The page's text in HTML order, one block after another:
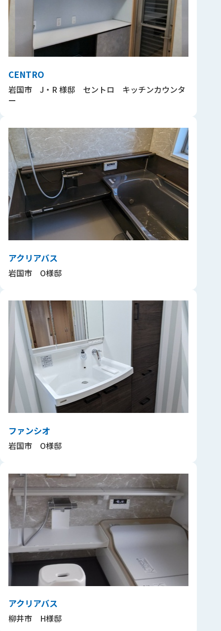
CENTRO
岩国市 J・R 様邸 セントロ キッチンカウンタ
ー
アクリアバス
岩国市 O様邸
ファンシオ
岩国市 O様邸
アクリアバス
柳井市 H様邸